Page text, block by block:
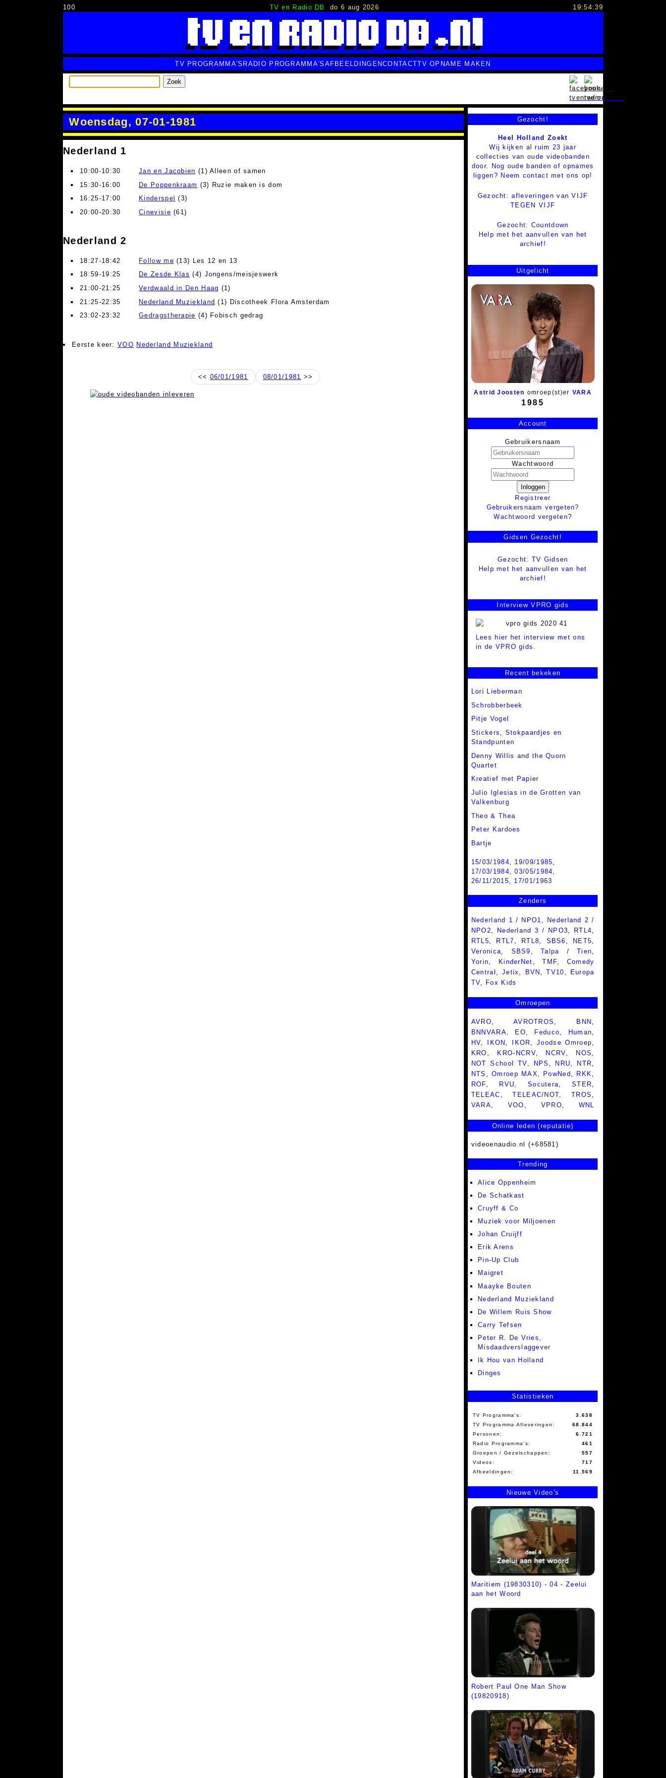
100 TV en Radio DB do 6 aug 2026 19:54:40
TV PROGRAMMA'S RADIO PROGRAMMA'S AFBEELDINGENCONTACTTV OPNAME MAKEN
Zoek
Woensdag, 07-01-1981
Nederland 1
10:00-10:30 Jan en Jacobien (1) Alleen of samen
15:30-16:00
De Poppenkraam (3) Ruzie maken is dom
16:25-17:00
Kinderspel
(3)
20:00-20:30
Cinevisie (61)
Nederland 2
18:27-18:42 Follow me (13) Les 12 en 13
18:59-19:25
De Zesde Klas (4) Jongens/meisjeswerk
21:00-21:25
Verdwaald in Den Haag (1)
21:25-22:35
Nederland Muziekland (1) Discotheek Flora Amsterdam
23:02-23:32
Gedragstherapie (4) Fobisch gedrag
Eerste keer:VOO Nederland Muziekland
<< 06/01/1981 08/01/1981 >>
Gezocht!
Heel Holland Zoekt
Wij kijken al ruim 23 jaar
collecties van oude videobanden
door. Nog oude banden of opnames
liggen? Neem contact met ons op!
Gezocht: afleveringen van VIJF
TEGEN VIJF
Gezocht: Countdown
Help met het aanvullen van het
archief!
Uitgelicht
Astrid Joosten omroep(st)er VARA
1985
Account
Gebruikersnaam
Wachtwoord
Inloggen
Registreer
Gebruikersnaam vergeten?
Wachtwoord vergeten?
Gidsen Gezocht!
Gezocht: TV Gidsen
Help met het aanvullen van het
archief!
Interview VPRO gids
Lees hier het interview met ons
in de VPRO gids.
Recent bekeken
Lori Lieberman
Schrobberbeek
Pitje Vogel
Stickers, Stokpaardjes en
Standpunten
Denny Willis and the Quorn
Quartet
Kreatief met Papier
Julio Iglesias in de Grotten van
Valkenburg
Theo & Thea
Peter Kardoes
Bartje
15/03/1984, 19/09/1985,
17/03/1984,03/05/1984,
26/11/2015, 17/01/1963
Zenders
Nederland 1 / NPO1
Nederland 2 /
NPO2
Nederland 3 / NPO3 RTL4
RTL5
RTL7 RTL8 SBS6 NET5
Veronica
SBS9 ,Talpa / Tien
Yorin
KinderNet ,TMF
Comedy
Central
Jetix BVN ,TV10
Europa
TV
Fox Kids
Omroepen
AVRO, AVROTROS , BNN ,
BNNVARA, EO, Feduco, Human,
HV, IKON , IKOR,Joodse Omroep,
KRO , KRO-NCRV, NCRV, NOS ,
NOT School TV, NPS , NRU, NTR,
NTS ,Omroep MAX, PowNed , RKK,
ROF, RVU, Socutera,STER,
TELEAC ,TELEAC/NOT,TROS ,
VARA, VOO , VPRO, WNL
Online leden (reputatie)
videoenaudio.nl (+68581)
Trending
Alice Oppenheim
De Schatkast
Cruyff & Co
Muziek voor Miljoenen
Johan Cruijff
Erik Arens
Pin-Up Club
Maigret
Maayke Bouten
Nederland Muziekland
De Willem Ruis Show
Carry Tefsen
Peter R. De Vries,
Misdaadverslaggever
Ik Hou van Holland
Dinges
Statistieken
TV Programma's:
3.638
TV Programma Afleveringen:
68.844
Personen:
6.721
Radio Programma's:
461
Groepen / Gezelschappen:
557
Videos:
717
Afbeeldingen:
11.569
Nieuwe Video's
Maritiem (19830310) - 04 - Zeelui
aan het Woord
Robert Paul One Man Show
(19820918)